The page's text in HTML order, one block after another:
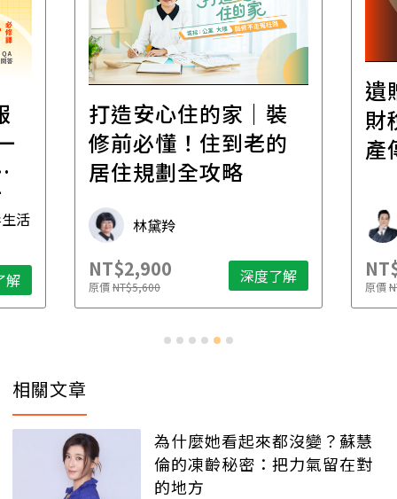
活
解
打造安心住的家｜裝
修前必懂！住到老的
居住規劃全攻略
林黛羚
NT$2,900
原價NT$5,600 深度了解
遺
財
產
原價
相關文章
為什麼她看起來都沒變？蘇慧
倫的凍齡秘密：把力氣留在對
的地方